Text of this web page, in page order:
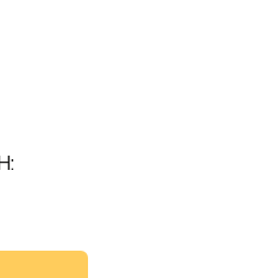
obchodní jednání a
zahrnut nápojový